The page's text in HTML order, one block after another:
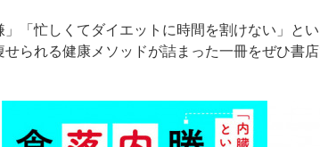
」「忙しくてダイエットに時間を割けない」と
られる健康メソッドが詰まった一冊をぜひ書